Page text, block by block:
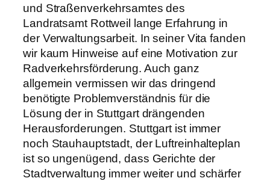
und Straßenverkehrsamtes des
Landratsamt Rottweil lange Erfahrung in
der Verwaltungsarbeit. In seiner Vita fanden
wir kaum Hinweise auf eine Motivation zur
Radverkehrsförderung. Auch ganz
allgemein vermissen wir das dringend
benötigte Problemverständnis für die
Lösung der in Stuttgart drängenden
Herausforderungen. Stuttgart ist immer
noch Stauhauptstadt, der Luftreinhalteplan
ist so ungenügend, dass Gerichte der
Stadtverwaltung immer weiter und schärfer